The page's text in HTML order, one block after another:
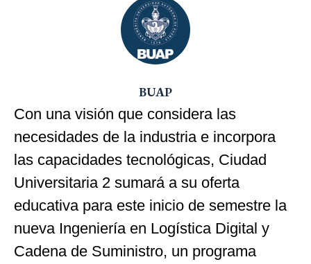
BUAP
Con una visión que considera las
necesidades de la industria e incorpora
las capacidades tecnológicas, Ciudad
Universitaria 2 sumará a su oferta
educativa para este inicio de semestre la
nueva Ingeniería en Logística Digital y
Cadena de Suministro, un programa